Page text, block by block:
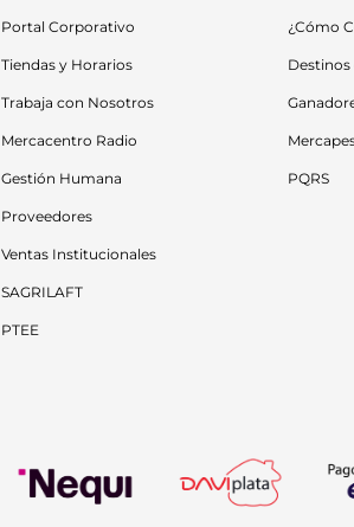
Portal Corporativo
Tiendas y Horarios
Trabaja con Nosotros
Mercacentro Radio
Gestión Humana
Proveedores
Ventas Institucionales
SAGRILAFT
PTEE
¿Cómo
Destinos
PQRS